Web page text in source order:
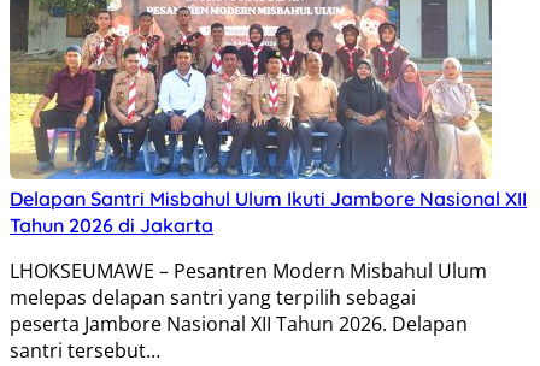
Delapan Santri Misbahul Ulum Ikuti Jambore Nasional XII
Tahun 2026 di Jakarta
LHOKSEUMAWE – Pesantren Modern Misbahul Ulum
melepas delapan santri yang terpilih sebagai
peserta Jambore Nasional XII Tahun 2026. Delapan
santri tersebut…